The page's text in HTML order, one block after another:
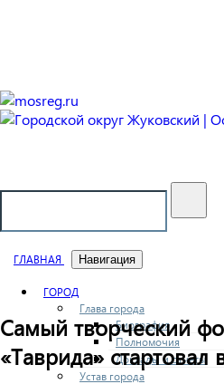
ГЛАВНАЯ Навигация
ГОРОД
Глава города
Биография
Полномочия
Доклады и отчеты
Устав города
Самый творческий
«Таврида»